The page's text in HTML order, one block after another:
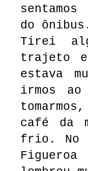
do
Tirei
trajeto e
estava
irmos ao
café da
frio. No